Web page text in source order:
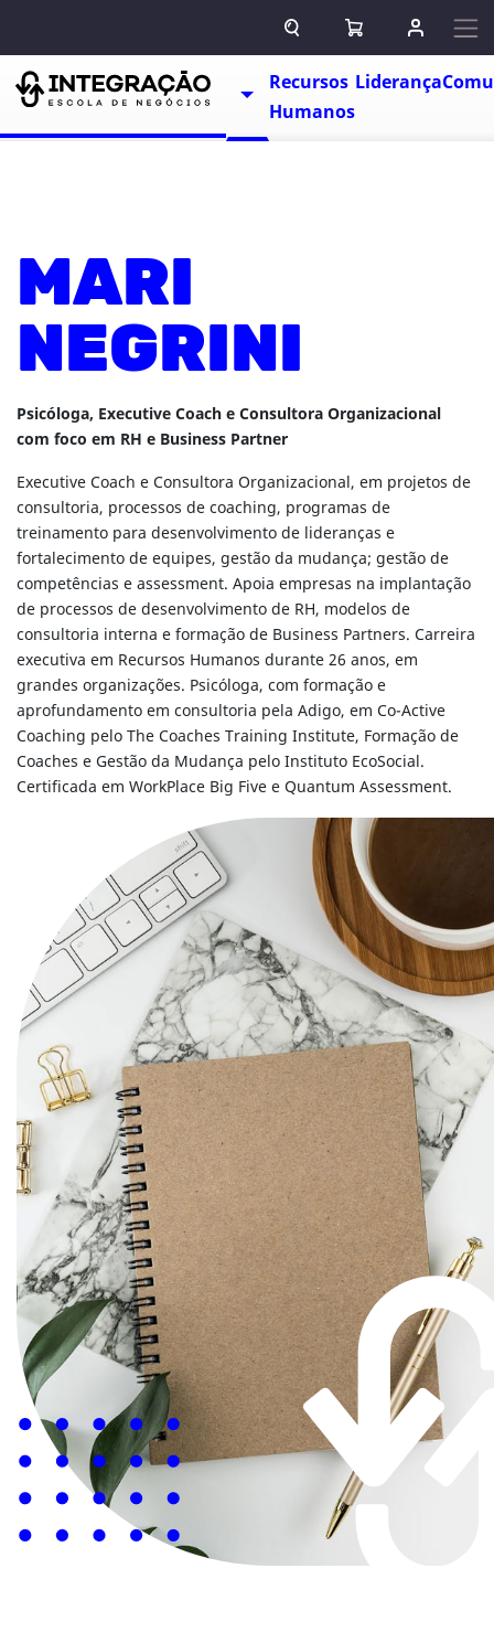
ABRIR CAMPO DE BUSCA
ABRIR CARRINHO
ENTRAR
Escolas
TOGGLE DROPDOWN
Recursos
Humanos
Liderança
MARI
NEGRINI
Psicóloga, Executive Coach e Consultora Organizacional
com foco em RH e Business Partner
Executive Coach e Consultora Organizacional, em projetos de
consultoria, processos de coaching, programas de
treinamento para desenvolvimento de lideranças e
fortalecimento de equipes, gestão da mudança; gestão de
competências e assessment. Apoia empresas na implantação
de processos de desenvolvimento de RH, modelos de
consultoria interna e formação de Business Partners. Carreira
executiva em Recursos Humanos durante 26 anos, em
grandes organizações. Psicóloga, com formação e
aprofundamento em consultoria pela Adigo, em Co-Active
Coaching pelo The Coaches Training Institute, Formação de
Coaches e Gestão da Mudança pelo Instituto EcoSocial.
Certificada em WorkPlace Big Five e Quantum Assessment.